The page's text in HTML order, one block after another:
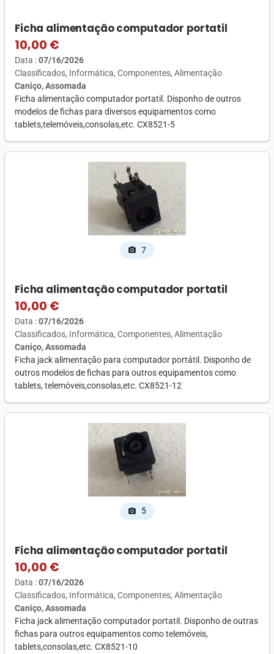
Ficha alimentação computador portatil
10,00 €
Data :07/16/2026
Classificados Informática Componentes Alimentação
Caniço, Assomada
Ficha alimentação computador portatil. Disponho de outros
modelos de fichas para diversos equipamentos como
tablets,telemóveis,consolas,etc. CX8521-5
photo_camera 7
Ficha alimentação computador portatil
10,00 €
Data :07/16/2026
Classificados Informática Componentes Alimentação
Caniço, Assomada
Ficha jack alimentação para computador portátil. Disponho de
outros modelos de fichas para outros equipamentos como
tablets, telemóveis,consolas,etc. CX8521-12
photo_camera 5
Ficha alimentação computador portatil
10,00 €
Data :07/16/2026
Classificados Informática Componentes Alimentação
Caniço, Assomada
Ficha jack alimentação computador portatil. Disponho de outras
fichas para outros equipamentos como telemóveis,
tablets,consolas,etc. CX8521-10